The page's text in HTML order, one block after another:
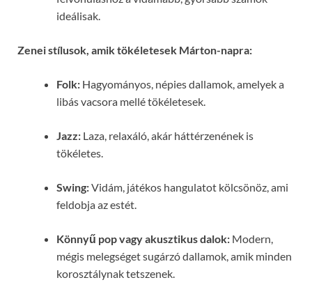
ideálisak.
Zenei stílusok, amik tökéletesek Márton-napra:
Folk: Hagyományos, népies dallamok, amelyek a
libás vacsora mellé tökéletesek.
Jazz: Laza, relaxáló, akár háttérzenének is
tökéletes.
Swing:Vidám, játékos hangulatot kölcsönöz, ami
feldobja az estét.
Könnyű pop vagy akusztikus dalok: Modern,
mégis melegséget sugárzó dallamok, amik minden
korosztálynak tetszenek.